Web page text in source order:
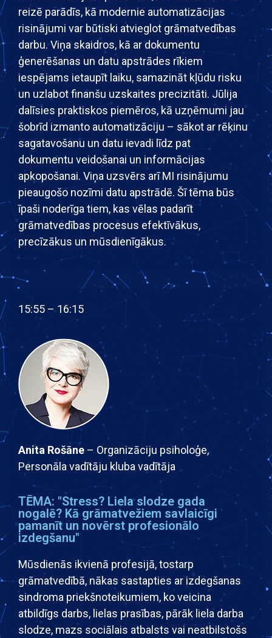
reizē parādīs, kā modernie automatizācijas
risinājumi var būtiski atvieglot grāmatvedības
darbu. Viņa skaidros, kā ar dokumentu
ģenerēšanas un datu apstrādes rīkiem
iespējams ietaupīt laiku, samazināt kļūdu risku
un uzlabot finanšu uzskaites precizitāti. Jūlija
dalīsies praktiskos piemēros, kā uzņēmumi jau
šobrīd izmanto automatizāciju – sākot ar rēķinu
sagatavošanu un datu ievadi līdz pat
dokumentu veidošanai un informācijas
apkopošanai. Viņa uzsvērs arī MI risinājumu
pieaugošo nozīmi datu apstrādē. Šī tēma būs
īpaši noderīga tiem, kas vēlas padarīt
grāmatvedības procesus efektīvākus,
precīzākus un mūsdienīgākus.
15:55 – 16:15
Anita Rošāne – Organizāciju psiholoģe,
Personāla vadītāju kluba vadītāja
TĒMA: "Stress? Liela slodze gada
nogalē? Kā grāmatvežiem savlaicīgi
pamanīt un novērst profesionālo
izdegšanu"
Mūsdienās ikvienā profesijā, tostarp
grāmatvedībā, nākas sastapties ar izdegšanas
sindroma priekšnoteikumiem, ko veicina
atbildīgs darbs, lielas prasības, pārāk liela darba
slodze, mazs sociālais atbalsts vai neatbilstošs